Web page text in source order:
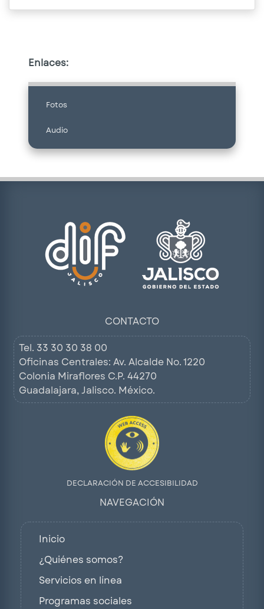
Enlaces:
Fotos
Audio
CONTACTO
Tel. 33 30 30 38 00
Oficinas Centrales: Av. Alcalde No. 1220
Colonia Miraflores C.P. 44270
Guadalajara, Jalisco. México.
DECLARACIÓN DE ACCESIBILIDAD
NAVEGACIÓN
Inicio
¿Quiénes somos?
Servicios en línea
Programas sociales